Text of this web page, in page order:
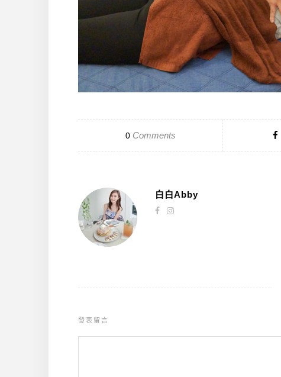
0Comments
白白Abby
發表留言